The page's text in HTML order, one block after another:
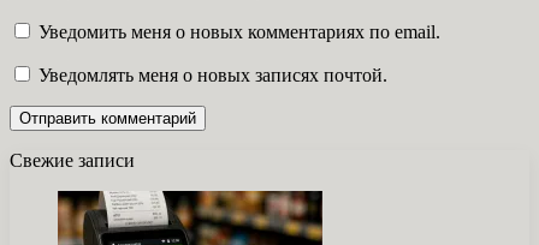
Уведомить меня о новых комментариях по email.
Уведомлять меня о новых записях почтой.
Свежие записи